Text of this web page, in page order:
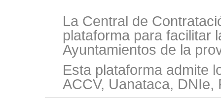
La Central de
plataforma para facilitar
Ayuntamientos de la
Esta plataforma admite
ACCV, Uanataca,